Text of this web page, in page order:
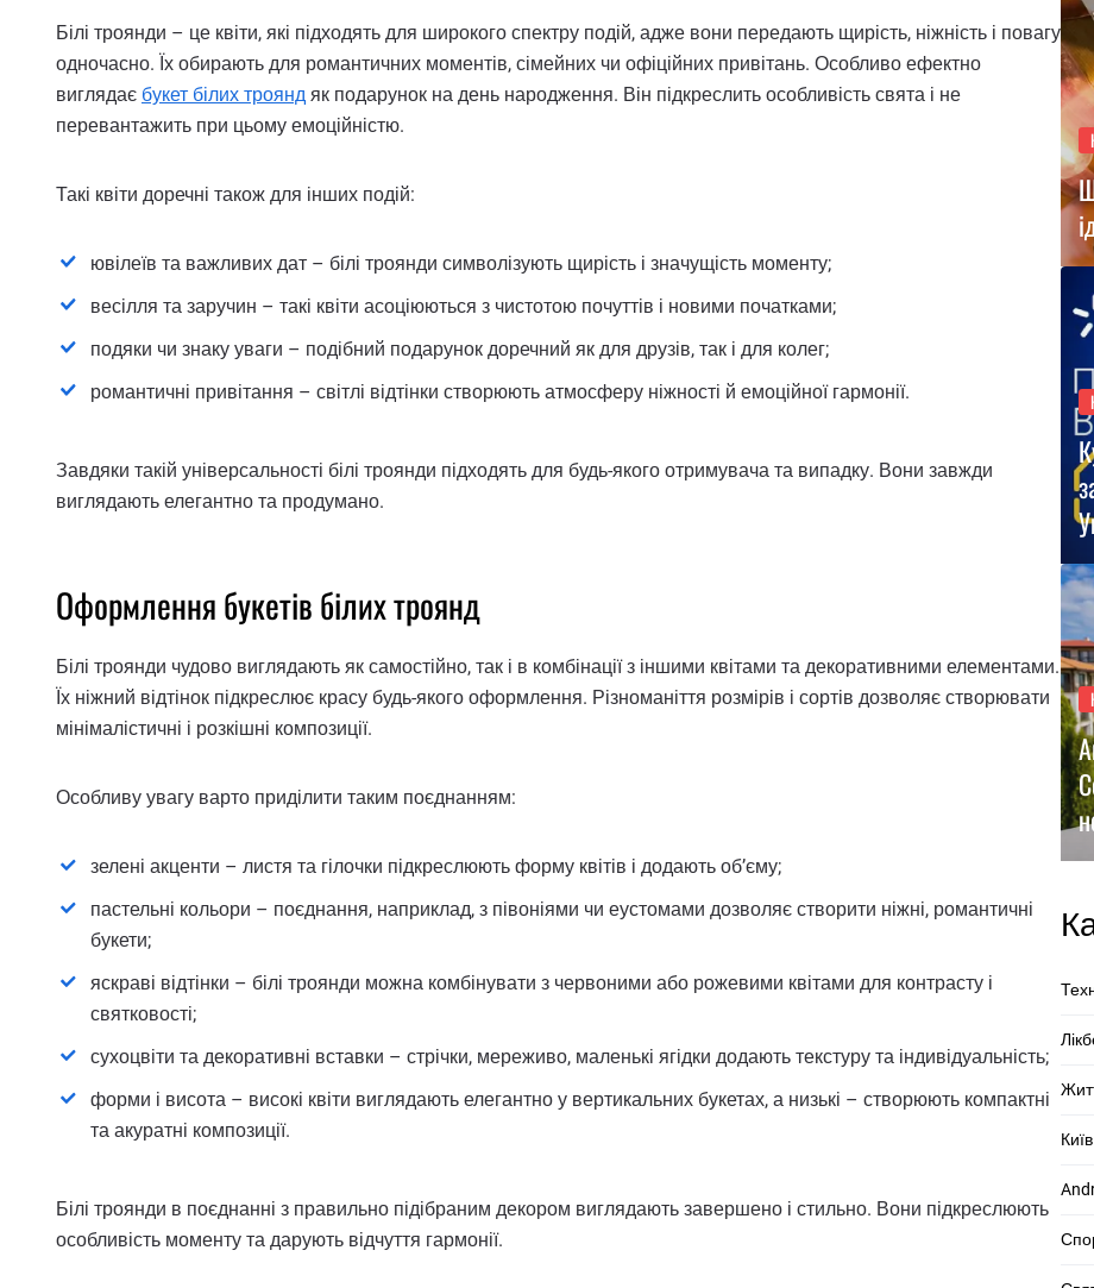
Білі троянди – це квіти, які підходять для широкого спектру подій, адже вони передають щирість, ніжність і повагу
одночасно. Їх обирають для романтичних моментів, сімейних чи офіційних привітань. Особливо ефектно
виглядає букет білих троянд як подарунок на день народження. Він підкреслить особливість свята і не
перевантажить при цьому емоційністю.
Такі квіти доречні також для інших подій:
ювілеїв та важливих дат – білі троянди символізують щирість і значущість моменту;
весілля та заручин – такі квіти асоціюються з чистотою почуттів і новими початками;
подяки чи знаку уваги – подібний подарунок доречний як для друзів, так і для колег;
романтичні привітання – світлі відтінки створюють атмосферу ніжності й емоційної гармонії.
Завдяки такій універсальності білі троянди підходять для будь-якого отримувача та випадку. Вони завжди
виглядають елегантно та продумано.
Оформлення букетів білих троянд
Білі троянди чудово виглядають як самостійно, так і в комбінації з іншими квітами та декоративними елементами.
Їх ніжний відтінок підкреслює красу будь-якого оформлення. Різноманіття розмірів і сортів дозволяє створювати
мінімалістичні і розкішні композиції.
Особливу увагу варто приділити таким поєднанням:
зелені акценти – листя та гілочки підкреслюють форму квітів і додають об’єму;
пастельні кольори – поєднання, наприклад, з півоніями чи еустомами дозволяє створити ніжні, романтичні
букети;
яскраві відтінки – білі троянди можна комбінувати з червоними або рожевими квітами для контрасту і
святковості;
сухоцвіти та декоративні вставки – стрічки, мереживо, маленькі ягідки додають текстуру та індивідуальність;
форми і висота – високі квіти виглядають елегантно у вертикальних букетах, а низькі – створюють компактні
та акуратні композиції.
Білі троянди в поєднанні з правильно підібраним декором виглядають завершено і стильно. Вони підкреслюють
особливість моменту та дарують відчуття гармонії.
Київ